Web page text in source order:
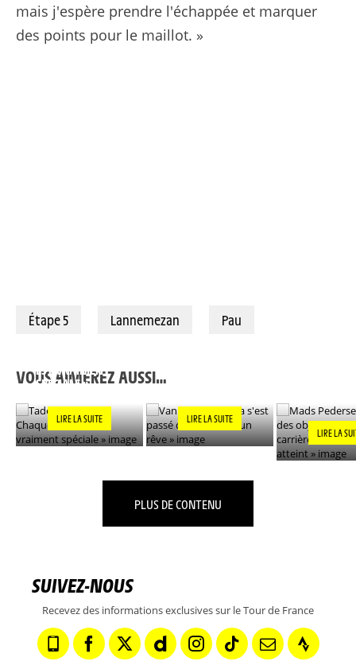
mais j'espère prendre l'échappée et marquer
des points pour le maillot. »
Étape 5 Lannemezan Pau
VOUS AIMEREZ AUSSI…
EST VRAIMENT
SPÉCIALE »
LIRE LA SUITE LIRE LA SUITE
LIRE LA
PLUS DE CONTENU
SUIVEZ-NOUS
Recevez des informations exclusives sur le Tour de France